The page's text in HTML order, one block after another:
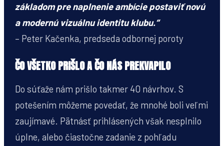
základom pre naplnenie ambície postaviť novú
a modernú vizuálnu identitu klubu.“
– Peter Kačenka, predseda odbornej poroty
ČO VŠETKO PRIŠLO A ČO NÁS PREKVAPILO
Do súťaže nám prišlo takmer 40 návrhov. S
potešením môžeme povedať, že mnohé boli veľmi
zaujímavé. Pätnásť prihlásených však nesplnilo
úplne, alebo čiastočne zadanie z pohľadu